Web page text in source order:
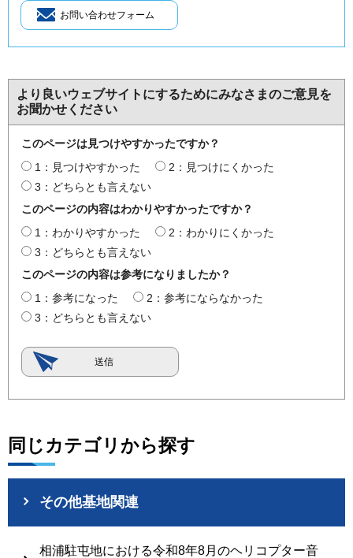
より良いウェブサイトにするためにみなさまのご意見を
お聞かせください
このページは見つけやすかったですか？
1：見つけやすかった
2：見つけにくかった
3：どちらとも言えない
このページの内容はわかりやすかったですか？
1：わかりやすかった
2：わかりにくかった
3：どちらとも言えない
このページの内容は参考になりましたか？
1：参考になった
2：参考にならなかった
3：どちらとも言えない
同じカテゴリから探す
その他基地関連
相浦駐屯地における令和8年8月のヘリコプター音